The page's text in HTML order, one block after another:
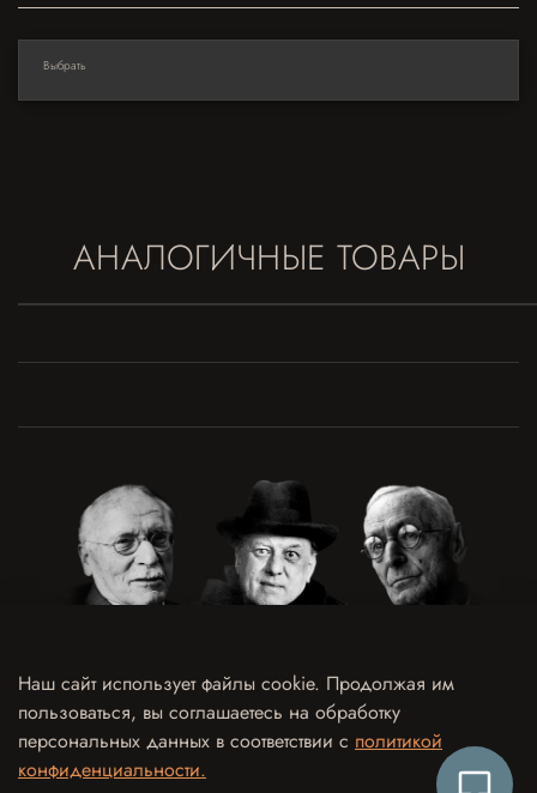
Выбрать
АНАЛОГИЧНЫЕ ТОВАРЫ
Договор оферты
Политика конфиденциальности и обработки персональных данных
Согласие на обработку персональных данных
Согласие на рекламно-информационные рассылки
Согласие на использование отзыва в рекламных целях
Наш сайт использует файлы cookie. Продолжая им
пользоваться, вы соглашаетесь на обработку
персональных данных в соответствии с политикой
конфиденциальности.